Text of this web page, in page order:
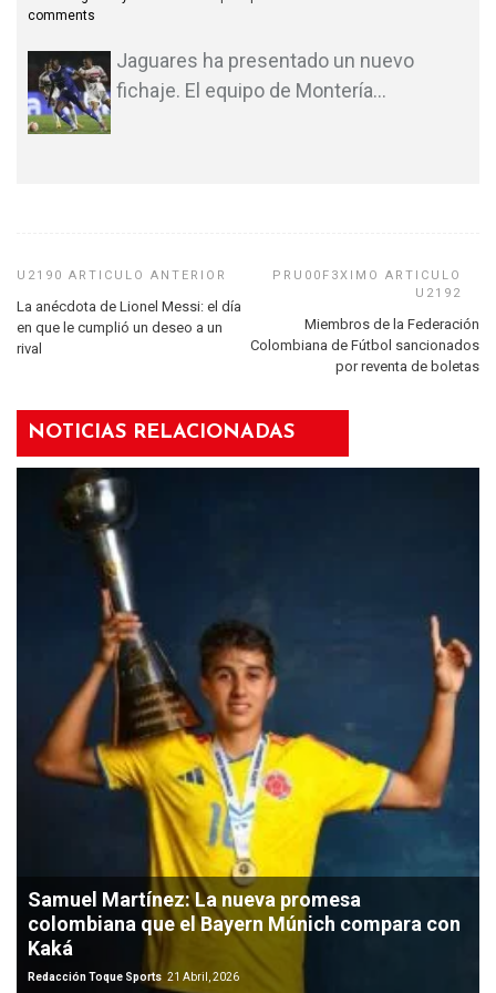
comments
Jaguares ha presentado un nuevo
fichaje. El equipo de Montería…
La anécdota de Lionel Messi: el día
en que le cumplió un deseo a un
rival
Miembros de la Federación
Colombiana de Fútbol sancionados
por reventa de boletas
NOTICIAS RELACIONADAS
Samuel Martínez: La nueva promesa
colombiana que el Bayern Múnich compara con
Kaká
Redacción Toque Sports 21 Abril, 2026